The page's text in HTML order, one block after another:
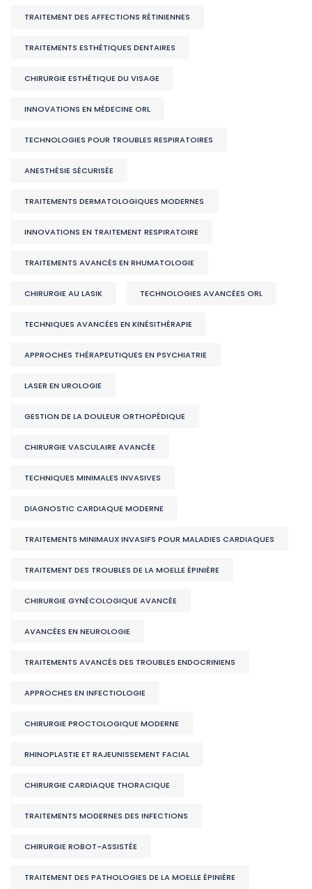
TRAITEMENT DES AFFECTIONS RÉTINIENNES
TRAITEMENTS ESTHÉTIQUES DENTAIRES
CHIRURGIE ESTHÉTIQUE DU VISAGE
INNOVATIONS EN MÉDECINE ORL
TECHNOLOGIES POUR TROUBLES RESPIRATOIRES
ANESTHÉSIE SÉCURISÉE
TRAITEMENTS DERMATOLOGIQUES MODERNES
INNOVATIONS EN TRAITEMENT RESPIRATOIRE
TRAITEMENTS AVANCÉS EN RHUMATOLOGIE
CHIRURGIE AU LASIK TECHNOLOGIES AVANCÉES ORL
TECHNIQUES AVANCÉES EN KINÉSITHÉRAPIE
APPROCHES THÉRAPEUTIQUES EN PSYCHIATRIE
LASER EN UROLOGIE
GESTION DE LA DOULEUR ORTHOPÉDIQUE
CHIRURGIE VASCULAIRE AVANCÉE
TECHNIQUES MINIMALES INVASIVES
DIAGNOSTIC CARDIAQUE MODERNE
TRAITEMENTS MINIMAUX INVASIFS POUR MALADIES CARDIAQUES
TRAITEMENT DES TROUBLES DE LA MOELLE ÉPINIÈRE
CHIRURGIE GYNÉCOLOGIQUE AVANCÉE
AVANCÉES EN NEUROLOGIE
TRAITEMENTS AVANCÉS DES TROUBLES ENDOCRINIENS
APPROCHES EN INFECTIOLOGIE
CHIRURGIE PROCTOLOGIQUE MODERNE
RHINOPLASTIE ET RAJEUNISSEMENT FACIAL
CHIRURGIE CARDIAQUE THORACIQUE
TRAITEMENTS MODERNES DES INFECTIONS
CHIRURGIE ROBOT-ASSISTÉE
TRAITEMENT DES PATHOLOGIES DE LA MOELLE ÉPINIÈRE